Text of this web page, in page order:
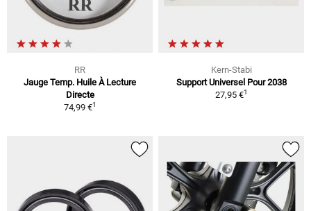
RR
Jauge Temp. Huile À Lecture
Directe
74,99 €1
Kern-Stabi
Support Universel Pour 2038
27,95 €1